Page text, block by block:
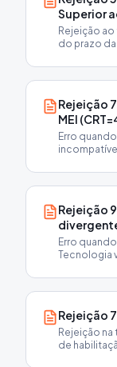
Superior
Rejeição
do prazo da
Rejeição
MEI
Erro
Rejeição
Erro
Tecnologia
Rejeição
Rejeição
de